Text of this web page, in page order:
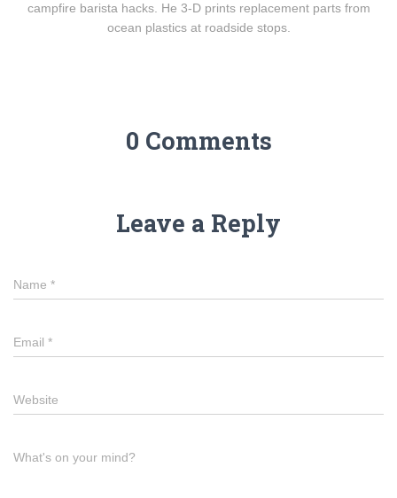
campfire barista hacks. He 3-D prints replacement parts from
ocean plastics at roadside stops.
0 Comments
Leave a Reply
Name *
Email *
Website
What's on your mind?